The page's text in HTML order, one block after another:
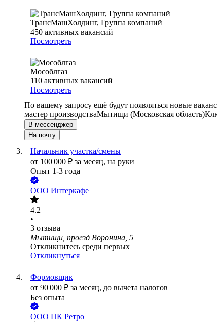
ТрансМашХолдинг, Группа компаний
450 активных вакансий
Посмотреть
Мособлгаз
110 активных вакансий
Посмотреть
По вашему запросу ещё будут появляться новые
мастер производстваМытищи (Московская область)
В мессенджер
На почту
Начальник участка/смены
от 100 000 ₽ за месяц, на руки
Опыт 1-3 года
ООО Интеркафе
4.2
•
3 отзыва
Мытищи, проезд Воронина, 5
Откликнитесь среди первых
Откликнуться
Формовщик
от 90 000 ₽ за месяц, до вычета налогов
Без опыта
ООО ПК Ретро